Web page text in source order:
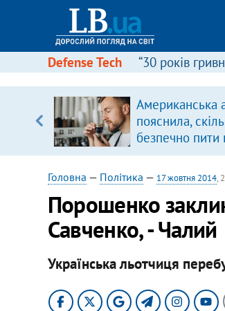
Defense Tech “30 років
Американська
пояснила,
безпечно
Головна — Політика — 17 жовтня 2014,
Порошенко
Савченко, - Чалий
Українська льотчиця